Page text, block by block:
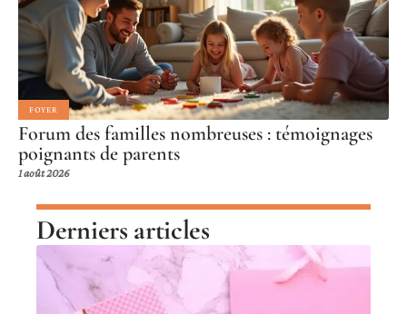
FOYER
Forum des familles nombreuses : témoignages
poignants de parents
1 août 2026
Derniers articles